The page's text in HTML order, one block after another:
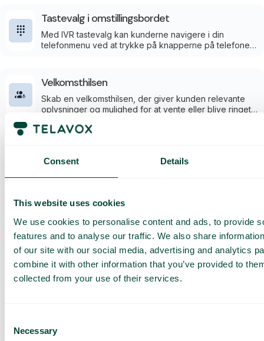
Consent Details
This website uses cookies
We use cookies to personalise content and ads, to provide
features and to analyse our traffic. We also share
of our site with our social media, advertising and analytics
combine it with other information that you’ve provided to
collected from your use of their services.
Selection
Necessary
afdeling.
Tastevalg i omstillingsbordet
Med IVR tastevalg kan kunderne navigere i din
telefonmenu ved at trykke på knapperne på telefonen
forbedrer kundeoplevelsen.
Velkomsthilsen
Skab en velkomsthilsen, der giver kunden relevante
oplysninger og mulighed for at vente eller blive ringet
Få en
skræddersyet
demo og et
tilbud
Gennemgang af vores
tjenester
Tilbud tilpasset din
virksomhed
Baseret på 430 anmeldelser